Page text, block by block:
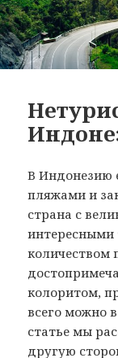
В Индонезию
пляжами и
страна с
количеством
колоритом,
всего можно
статье мы
другую